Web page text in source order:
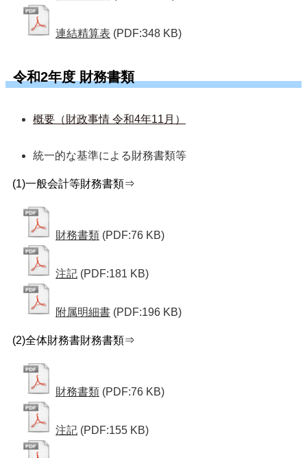
連結精算表 (PDF:348 KB)
令和2年度 財務書類
概要（財政事情 令和4年11月）
統一的な基準による財務書類等
(1)一般会計等財務書類⇒
財務書類 (PDF:76 KB)
注記 (PDF:181 KB)
附属明細書 (PDF:196 KB)
(2)全体財務書財務書類⇒
財務書類 (PDF:76 KB)
注記 (PDF:155 KB)